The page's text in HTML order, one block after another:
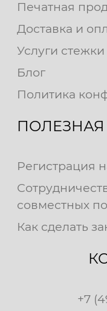
Печатная
Доставка и
Услуги стежки
Блог
Политика
Регистрация
совместных
Как сделать
+7